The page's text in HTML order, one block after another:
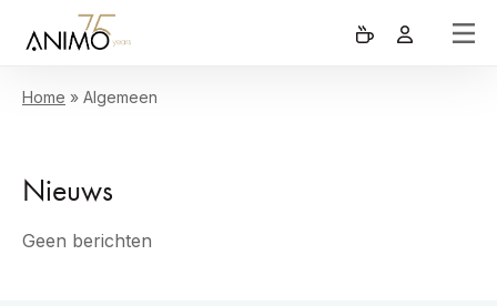
Home » Algemeen
Nieuws
Geen berichten